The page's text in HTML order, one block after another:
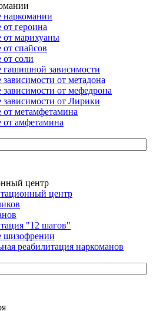
наркомании
героина
от марихуаны
спайсов
от соли
гашишной зависимости
от метадона
зависимости от мефедрона
зависимости от Лирики
от метамфетамина
от амфетамина
центр
центр
"12 шагов"
шизофрении
реабилитация наркоманов